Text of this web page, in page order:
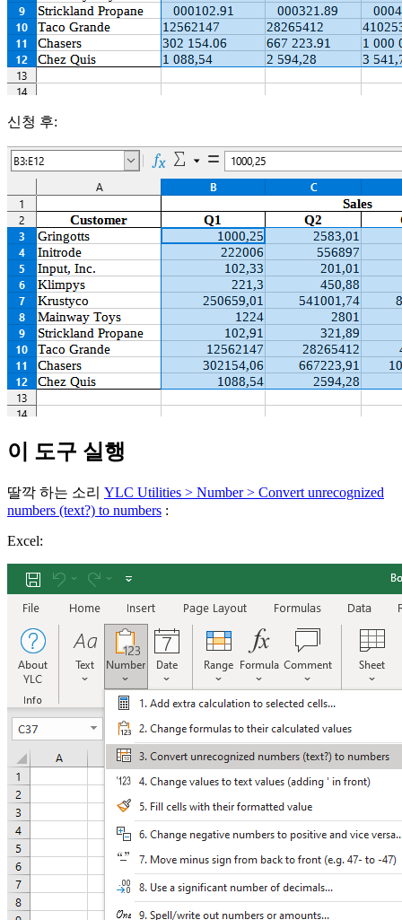
신청 후:
이 도구 실행
딸깍 하는 소리 YLC Utilities > Number > Convert unrecognized
numbers (text?) to numbers :
Excel: